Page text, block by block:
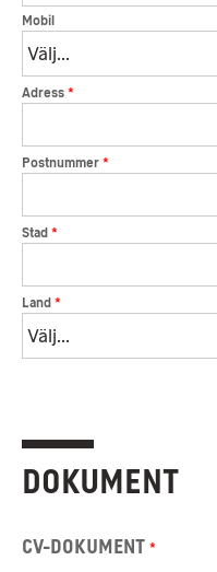
Mobil
Adress *
Postnummer *
Stad *
Land *
CV-dokument *